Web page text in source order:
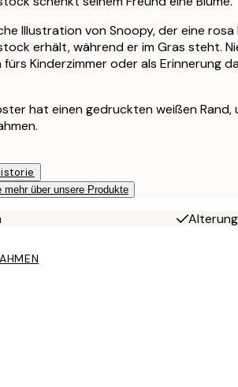
Illustration von Snoopy, der eine
erhält, während er im Gras steht.
fürs Kinderzimmer oder als Erinnerung
hat einen gedruckten weißen Rand,
mehr über unsere Produkte